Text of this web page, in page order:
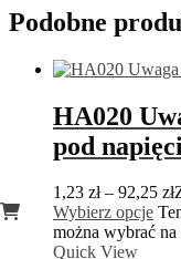
Podobne
HA020
pod
1,23 zł – 92,25 zł
Wybierz opcje
można wybrać
Quick View